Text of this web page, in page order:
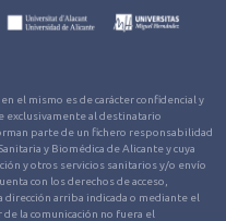
el mismo es de carácter confidencial y
exclusivamente al destinatario
parte de un fichero responsabilidad
y Biomédica de Alicante y cuya
y otros servicios sanitarios y/o envío
con los derechos de acceso,
dirección arriba indicada o mediante el
de la comunicación no fuera el